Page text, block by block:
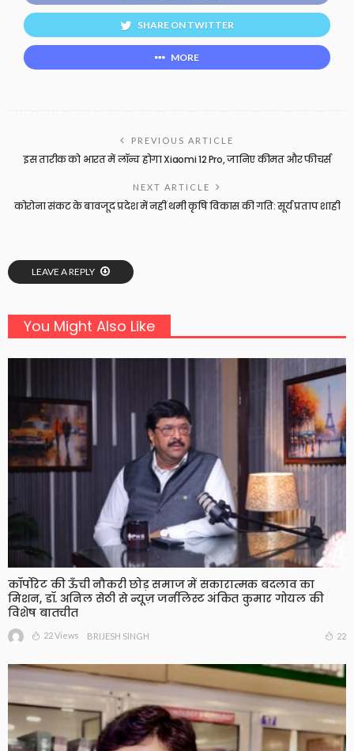
SHARE ON TWITTER
MORE
PREVIOUS ARTICLE
इस तारीक को भारत में लॉन्च होगा Xiaomi 12 Pro, जानिए कीमत और फीचर्स
NEXT ARTICLE
कोरोना संकट के बावजूद प्रदेश में नहीं थमी कृषि विकास की गति: सूर्य प्रताप शाही
LEAVE A REPLY
You Might Also Like
कॉर्पोरेट की ऊँची नौकरी छोड़ समाज में सकारात्मक बदलाव का
मिशन, डॉ. अनिल सेठी से न्यूज़ जर्नलिस्ट अंकित कुमार गोयल की
विशेष बातचीत
22 Views BRIJESH SINGH 22